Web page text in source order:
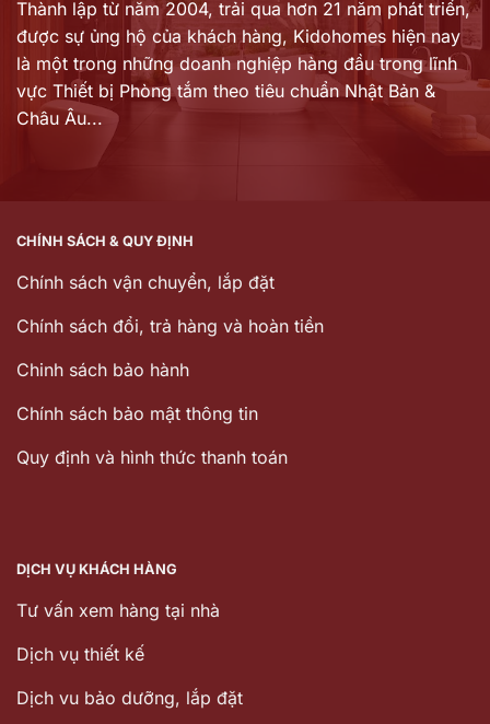
Thành lập từ năm 2004, trải qua hơn 21 năm phát triển,
được sự ủng hộ của khách hàng, Kidohomes hiện nay
là một trong những doanh nghiệp hàng đầu trong lĩnh
vực Thiết bị Phòng tắm theo tiêu chuẩn Nhật Bản &
Châu Âu...
CHÍNH SÁCH & QUY ĐỊNH
Chính sách vận chuyển, lắp đặt
Chính sách đổi, trả hàng và hoàn tiền
Chinh sách bảo hành
Chính sách bảo mật thông tin
Quy định và hình thức thanh toán
DỊCH VỤ KHÁCH HÀNG
Tư vấn xem hàng tại nhà
Dịch vụ thiết kế
Dịch vu bảo dưỡng, lắp đặt